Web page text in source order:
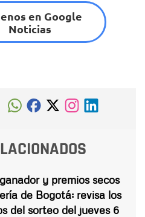
en Google
Noticias
y premios secos
de Bogotá: revisa los
del sorteo del jueves 6